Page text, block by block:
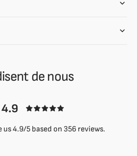
de nous
4.9
4.9/5 based on 356 reviews.